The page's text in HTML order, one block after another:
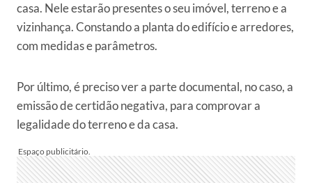
casa. Nele estarão presentes o seu imóvel, terreno e a
vizinhança. Constando a planta do edifício e arredores,
com medidas e parâmetros.
Por último, é preciso ver a parte documental, no caso, a
emissão de certidão negativa, para comprovar a
legalidade do terreno e da casa.